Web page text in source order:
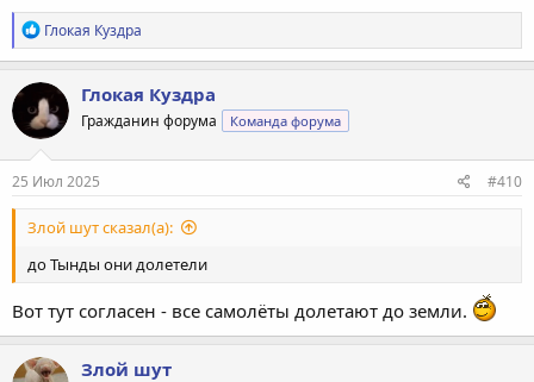
Р
е
а
к
ц
и
и
:
Глокая Куздра
Глокая Куздра
Гражданин форума Команда форума
25 Июл 2025 #410
Злой шут сказал(а):
до Тынды они долетели
Вот тут согласен - все самолёты долетают до земли.
Злой шут